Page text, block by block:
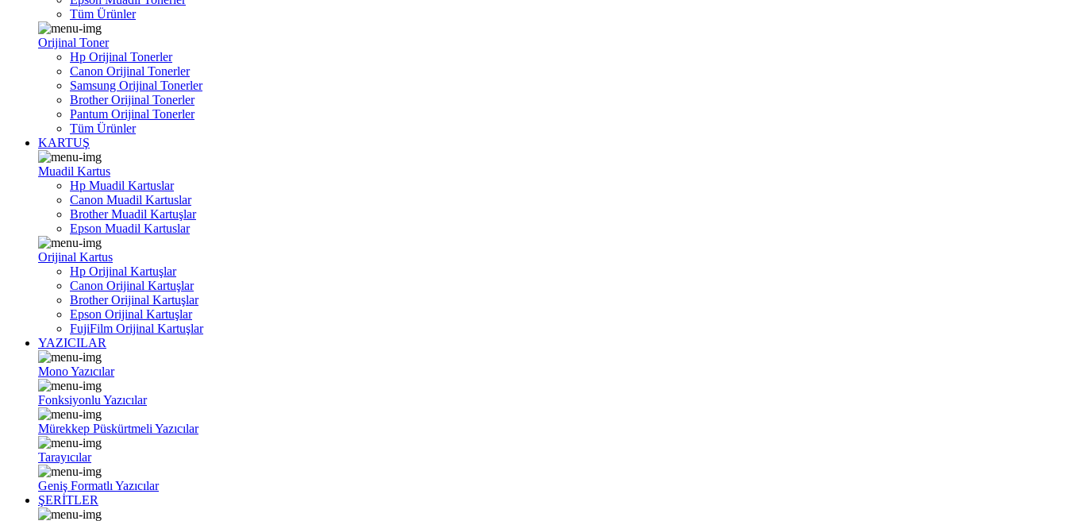
Tüm Ürünler
Orijinal Toner
Hp Orijinal Tonerler
Canon Orijinal Tonerler
Samsung Orijinal Tonerler
Brother Orijinal Tonerler
Pantum Orijinal Tonerler
Tüm Ürünler
KARTUŞ
Muadil Kartus
Hp Muadil Kartuslar
Canon Muadil Kartuslar
Brother Muadil Kartuşlar
Epson Muadil Kartuslar
Orijinal Kartus
Hp Orijinal Kartuşlar
Canon Orijinal Kartuşlar
Brother Orijinal Kartuşlar
Epson Orijinal Kartuşlar
FujiFilm Orijinal Kartuşlar
YAZICILAR
Mono Yazıcılar
Fonksiyonlu Yazıcılar
Mürekkep Püskürtmeli Yazıcılar
Tarayıcılar
Geniş Formatlı Yazıcılar
ŞERİTLER